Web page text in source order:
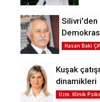
Silivri'den
Hasan Baki
Kuşak
dinamikleri
Uzm. Klinik